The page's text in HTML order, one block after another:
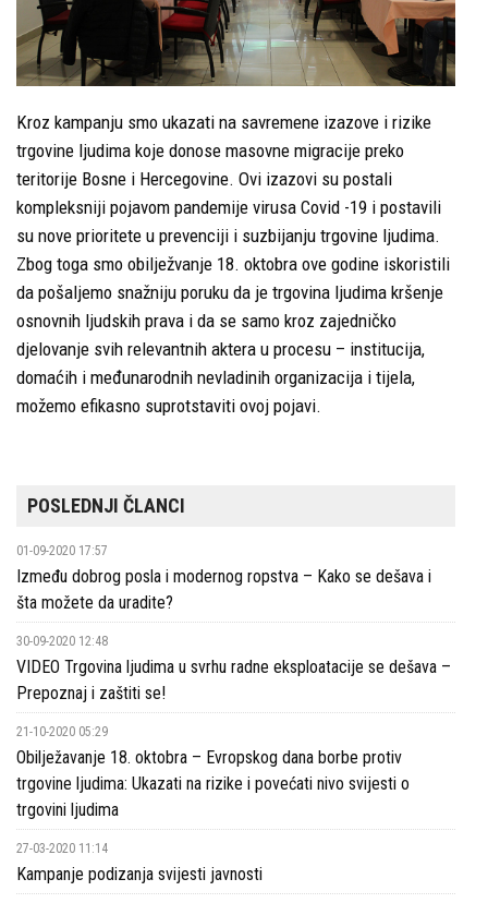
Kroz kampanju smo ukazati na savremene izazove i rizike
trgovine ljudima koje donose masovne migracije preko
teritorije Bosne i Hercegovine. Ovi izazovi su postali
kompleksniji pojavom pandemije virusa Covid -19 i postavili
su nove prioritete u prevenciji i suzbijanju trgovine ljudima.
Zbog toga smo obilježvanje 18. oktobra ove godine iskoristili
da pošaljemo snažniju poruku da je trgovina ljudima kršenje
osnovnih ljudskih prava i da se samo kroz zajedničko
djelovanje svih relevantnih aktera u procesu – institucija,
domaćih i međunarodnih nevladinih organizacija i tijela,
možemo efikasno suprotstaviti ovoj pojavi.
POSLEDNJI ČLANCI
01-09-2020 17:57
Između dobrog posla i modernog ropstva – Kako se dešava i
šta možete da uradite?
30-09-2020 12:48
VIDEO Trgovina ljudima u svrhu radne eksploatacije se dešava –
Prepoznaj i zaštiti se!
21-10-2020 05:29
Obilježavanje 18. oktobra – Evropskog dana borbe protiv
trgovine ljudima: Ukazati na rizike i povećati nivo svijesti o
trgovini ljudima
27-03-2020 11:14
Kampanje podizanja svijesti javnosti